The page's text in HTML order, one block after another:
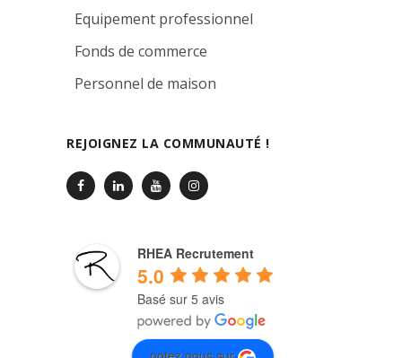
Equipement professionnel
Fonds de commerce
Personnel de maison
REJOIGNEZ LA COMMUNAUTÉ !
RHEA Recrutement
5.0
Basé sur 5 avis